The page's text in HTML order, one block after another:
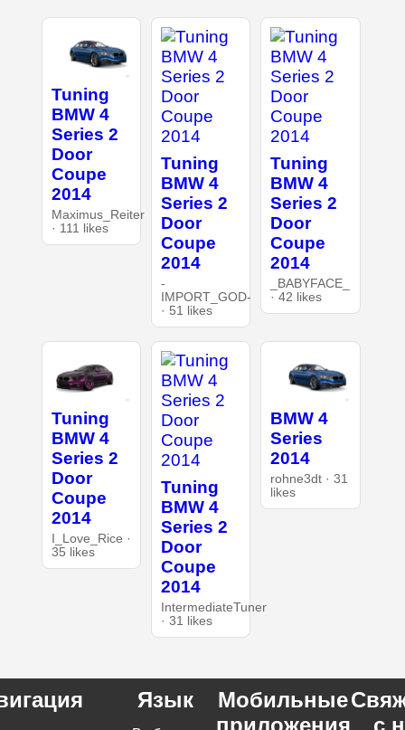
Tuning
BMW 4
Series 2
Door
Coupe
2014
Maximus_Reiter
· 111 likes
Tuning
BMW 4
Series 2
Door
Coupe
2014
-
IMPORT_GOD-
· 51 likes
Tuning
BMW 4
Series 2
Door
Coupe
2014
_BABYFACE_
· 42 likes
Tuning
BMW 4
Series 2
Door
Coupe
2014
I_Love_Rice ·
35 likes
Tuning
BMW 4
Series 2
Door
Coupe
2014
IntermediateTuner
· 31 likes
BMW 4
Series
2014
rohne3dt · 31
likes
Язык
Мобильные